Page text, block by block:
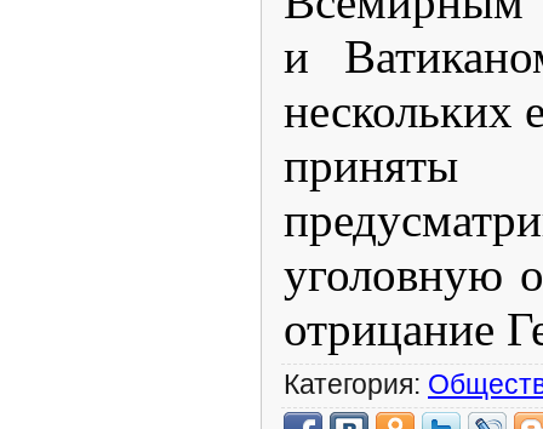
и
нескольких
уголовную
отрицание
Категория: